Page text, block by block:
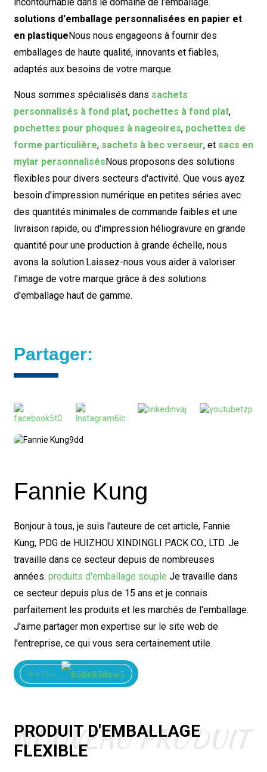
solutions d'emballage personnalisées en papier et
en plastiqueNous nous engageons à fournir des
emballages de haute qualité, innovants et fiables,
adaptés aux besoins de votre marque.
Nous sommes spécialisés dans sachets
personnalisés à fond plat, pochettes à fond plat,
pochettes pour phoques à nageoires, pochettes de
forme particulière, sachets à bec verseur, et sacs en
mylar personnalisésNous proposons des solutions
flexibles pour divers secteurs d'activité. Que vous ayez
besoin d'impression numérique en petites séries avec
des quantités minimales de commande faibles et une
livraison rapide, ou d'impression héliogravure en grande
quantité pour une production à grande échelle, nous
avons la solution.Laissez-nous vous aider à valoriser
l'image de votre marque grâce à des solutions
d'emballage haut de gamme.
Partager:
Fannie Kung
Bonjour à tous, je suis l'auteure de cet article, Fannie
Kung, PDG de HUIZHOU XINDINGLI PACK CO., LTD. Je
travaille dans ce secteur depuis de nombreuses
années. produits d'emballage souple Je travaille dans
ce secteur depuis plus de 15 ans et je connais
parfaitement les produits et les marchés de l'emballage.
J'aime partager mon expertise sur le site web de
l'entreprise, ce qui vous sera certainement utile.
Voir Plus
PRODUIT D'EMBALLAGE
FLEXIBLE
NOUVEAU PRODUIT